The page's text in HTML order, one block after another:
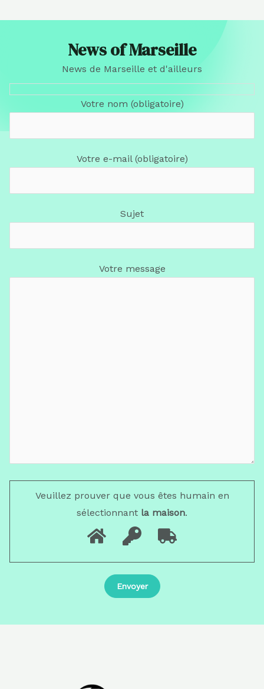
News of Marseille
News de Marseille et d'ailleurs
Votre nom (obligatoire)
Votre e-mail (obligatoire)
Sujet
Votre message
Veuillez prouver que vous êtes humain en
sélectionnant la maison.